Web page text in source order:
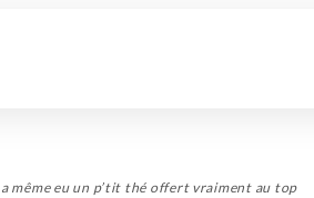
même eu un p’tit thé offert vraiment au top